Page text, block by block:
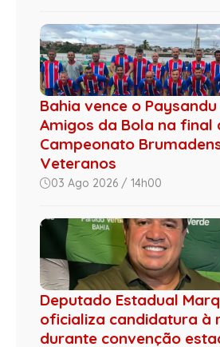
Bahia vence o
Amigos da Bola na final
Campeonato
Veteranos
03 Ago 2026 / 14h00
Deputado Estadual
oficializa candidatura à
durante convenção